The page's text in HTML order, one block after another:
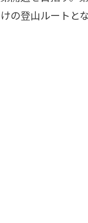
の登山ルートとな